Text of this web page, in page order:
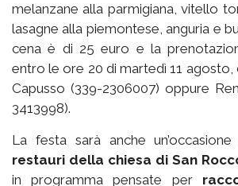
melanzane alla parmigiana, vitello
lasagne alla piemontese, anguria e
cena è di 25 euro e la
entro le ore 20 di martedì 11
Capusso (339-2306007) oppure
3413998).
La festa sarà anche
restauri della chiesa di San
in programma pensate per